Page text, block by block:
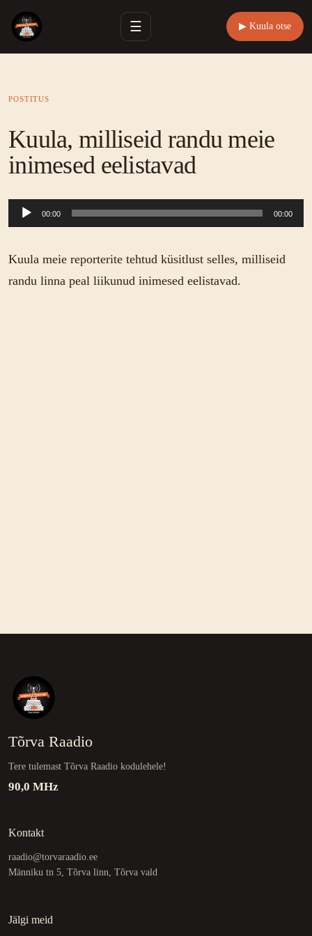
☰ ▶ Kuula otse
POSTITUS
Kuula, milliseid randu meie
inimesed eelistavad
Audioesitaja
00:00 00:00
Kuula meie reporterite tehtud küsitlust selles, milliseid
randu linna peal liikunud inimesed eelistavad.
Tõrva Raadio
Tere tulemast Tõrva Raadio kodulehele!
90,0 MHz
Kontakt
raadio@torvaraadio.ee
Männiku tn 5, Tõrva linn, Tõrva vald
Jälgi meid